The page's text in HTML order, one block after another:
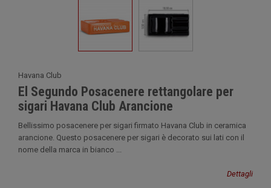
Havana Club
El Segundo Posacenere rettangolare per
sigari Havana Club Arancione
Bellissimo posacenere per sigari firmato Havana Club in ceramica
arancione. Questo posacenere per sigari è decorato sui lati con il
nome della marca in bianco ...
Dettagli